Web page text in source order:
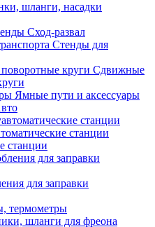
шланги, насадки
Сход-развал
Стенды для
Сдвижные
Ямные пути и аксессуары
станции
станции
для заправки
термометры